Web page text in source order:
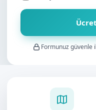
Formunuz güvenle